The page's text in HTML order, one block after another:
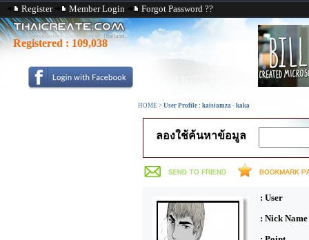
Register Member Login Forgot Password ??
Registered : 109,038
HOME > User Profile : kaisiamza - kaka
ลองใช้ค้นหาข้อมูล
: User
: Nick Name